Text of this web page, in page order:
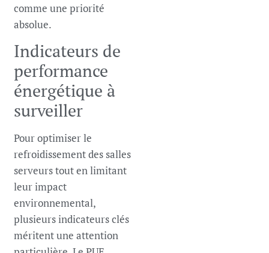
comme une priorité
absolue.
Indicateurs de
performance
énergétique à
surveiller
Pour optimiser le
refroidissement des salles
serveurs tout en limitant
leur impact
environnemental,
plusieurs indicateurs clés
méritent une attention